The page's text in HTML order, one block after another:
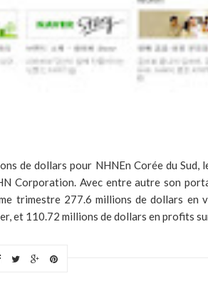
de dollars pour NHNEn Corée du Sud,
Corporation. Avec entre autre son
trimestre 277.6 millions de dollars en
et 110.72 millions de dollars en profits